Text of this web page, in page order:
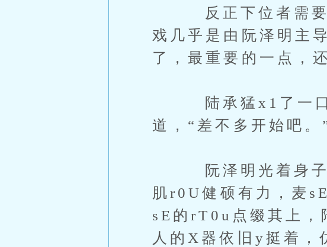
反正下位者需要做
戏几乎是由阮泽明主
了，最重要的一点，
陆承猛x1了一口烟
道，“差不多开始吧。
阮泽明光着身子从
肌r0U健硕有力，麦
sE的rT0u点缀其上，
人的X器依旧y挺着